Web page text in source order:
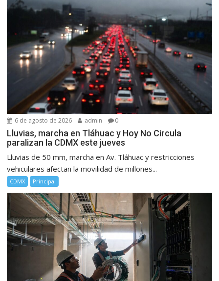
6 de agosto de 2026 admin 0
Lluvias, marcha en Tláhuac y Hoy No Circula
paralizan la CDMX este jueves
Lluvias de 50 mm, marcha en Av. Tláhuac y restricciones
vehiculares afectan la movilidad de millones...
CDMX Principal